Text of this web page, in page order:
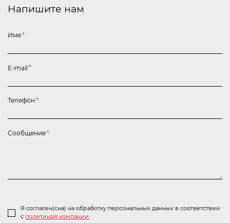
Напишите нам
Имя *
E-mail *
Я согласен(сна) на обработку персональных данных в соответствии
с политикой компании.
Телефон *
Сообщение*